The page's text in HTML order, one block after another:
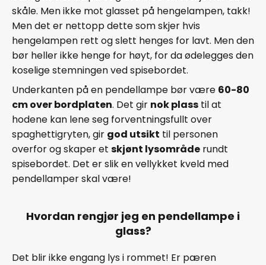
skåle. Men ikke mot glasset på hengelampen, takk!
Men det er nettopp dette som skjer hvis
hengelampen rett og slett henges for lavt. Men den
bør heller ikke henge for høyt, for da ødelegges den
koselige stemningen ved spisebordet.
Underkanten på en pendellampe bør være 60-80
cm over bordplaten. Det gir nok plass til at
hodene kan lene seg forventningsfullt over
spaghettigryten, gir god utsikt til personen
overfor og skaper et skjønt lysområde rundt
spisebordet. Det er slik en vellykket kveld med
pendellamper skal være!
Hvordan rengjør jeg en pendellampe i
glass?
Det blir ikke engang lys i rommet! Er pæren